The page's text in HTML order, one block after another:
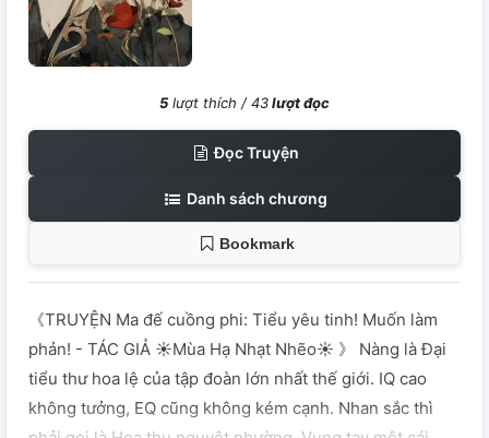
5 lượt thích /43lượt đọc
Đọc Truyện
Danh sách chương
Bookmark
《TRUYỆN Ma đế cuồng phi: Tiểu yêu tinh! Muốn làm
phản! - TÁC GIẢ ☀Mùa Hạ Nhạt Nhẽo☀ 》 Nàng là Đại
tiểu thư hoa lệ của tập đoàn lớn nhất thế giới. IQ cao
không tưởng, EQ cũng không kém cạnh. Nhan sắc thì